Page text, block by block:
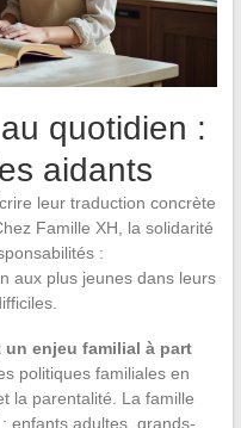
quotidien :
aidants
leur traduction concrète
Famille XH, la solidarité
:
aux plus jeunes dans leurs
enjeu familial à part
politiques familiales en
la parentalité. La famille
enfants adultes, grands-